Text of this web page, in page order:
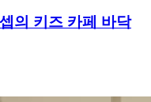
의 키즈 카페 바닥